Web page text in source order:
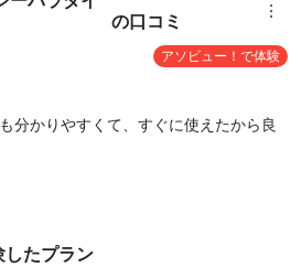
の口コミ ︙
アソビュー！で体験
分かりやすくて、すぐに使えたから良
したプラン